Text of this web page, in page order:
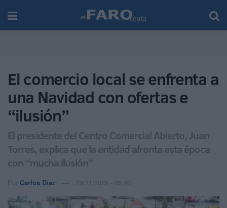
El comercio local se enfrenta a
una Navidad con ofertas e
“ilusión”
El presidente del Centro Comercial Abierto, Juan
Torres, explica que la entidad afronta esta época
con “mucha ilusión”
Por Carlos Díaz 29/11/2022 - 06:40